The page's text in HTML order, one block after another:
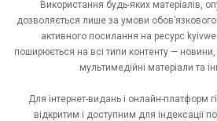
Використання будь-яких матеріалів,
дозволяється лише за умови
активного посилання на ресурс
поширюється на всі типи контенту — новини,
мультимедійні матеріали та
Для інтернет-видань і онлайн-платформ
відкритим і доступним для індексації